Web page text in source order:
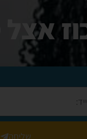
שליחה